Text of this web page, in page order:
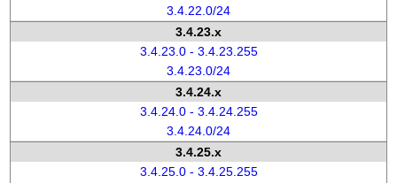
3.4.22.0/24
3.4.23.x
3.4.23.0 - 3.4.23.255
3.4.23.0/24
3.4.24.x
3.4.24.0 - 3.4.24.255
3.4.24.0/24
3.4.25.x
3.4.25.0 - 3.4.25.255